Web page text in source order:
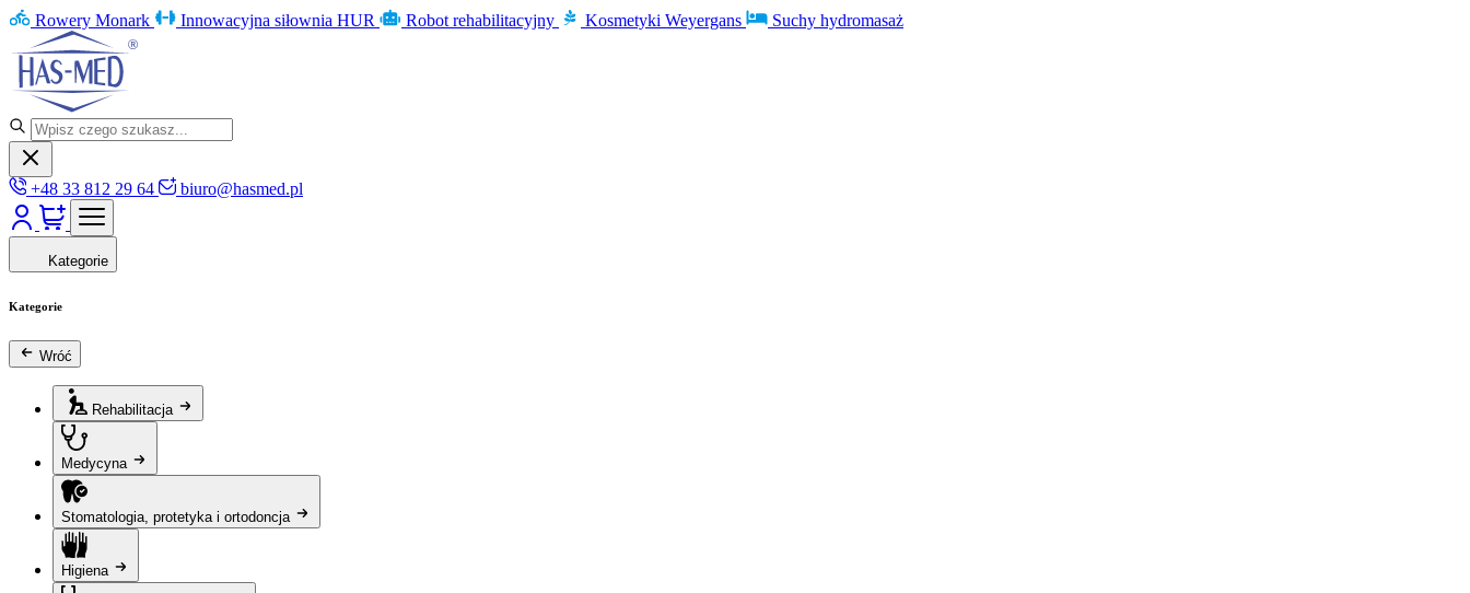
Rowery Monark Innowacyjna siłownia HUR Robot rehabilitacyjny Kosmetyki Weyergans Suchy hydromasaż
+48 33 812 29 64 biuro@hasmed.pl
Kategorie
Kategorie
Wróć
Rehabilitacja
Medycyna
Stomatologia, protetyka i ortodoncja
Higiena